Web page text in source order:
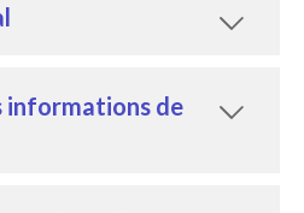
informations de